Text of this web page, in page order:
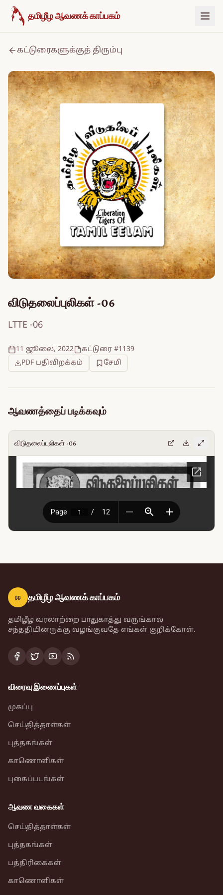
உள்ளடக்கத்திற்குச் செல்க
தமிழீழ ஆவணக் காப்பகம்
கட்டுரைகளுக்குத் திரும்பு
விடுதலைப்புலிகள் -06
LTTE -06
11 ஜூலை, 2022
கட்டுரை #1139
PDF பதிவிறக்கம்
சேமி
ஆவணத்தைப் படிக்கவும்
விடுதலைப்புலிகள் -06
ஈ தமிழீழ ஆவணக் காப்பகம்
தமிழீழ வரலாற்றை பாதுகாத்து வருங்கால
சந்ததியினருக்கு வழங்குவதே எங்கள் குறிக்கோள்.
விரைவு இணைப்புகள்
முகப்பு
செய்தித்தாள்கள்
புத்தகங்கள்
காணொளிகள்
புகைப்படங்கள்
ஆவண வகைகள்
செய்தித்தாள்கள்
புத்தகங்கள்
பத்திரிகைகள்
காணொளிகள்